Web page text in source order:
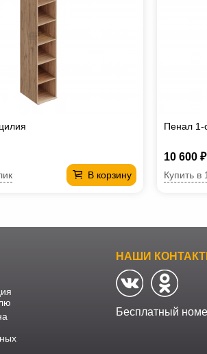
В корзину
Пенал 1-
10 600 ₽
Купить в
НАШИ
Бесплатный